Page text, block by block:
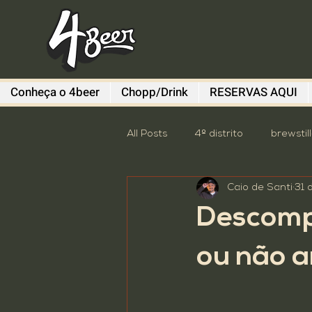
Conheça o 4beer Chopp/Drink RESERVAS AQUI
All Posts 4º distrito
Diefen Bros Evento
South
ou não
Caio de Santi 31